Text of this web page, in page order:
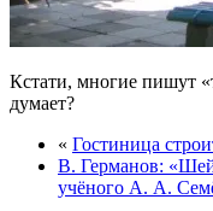
Кстати, многие пишут
думает?
« Гостиница
В. Германов:
учёного А. А.